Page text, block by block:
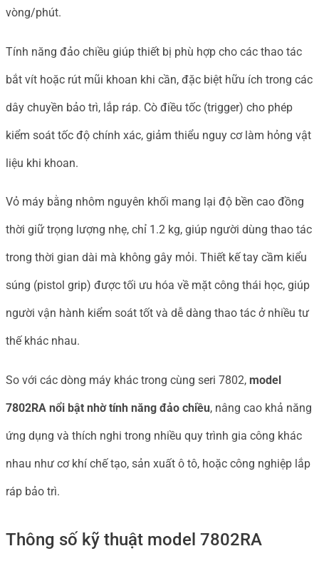
vòng/phút.
Tính năng đảo chiều giúp thiết bị phù hợp cho các thao tác
bắt vít hoặc rút mũi khoan khi cần, đặc biệt hữu ích trong các
dây chuyền bảo trì, lắp ráp. Cò điều tốc (trigger) cho phép
kiểm soát tốc độ chính xác, giảm thiểu nguy cơ làm hỏng vật
liệu khi khoan.
Vỏ máy bằng nhôm nguyên khối mang lại độ bền cao đồng
thời giữ trọng lượng nhẹ, chỉ 1.2 kg, giúp người dùng thao tác
trong thời gian dài mà không gây mỏi. Thiết kế tay cầm kiểu
súng (pistol grip) được tối ưu hóa về mặt công thái học, giúp
người vận hành kiểm soát tốt và dễ dàng thao tác ở nhiều tư
thế khác nhau.
So với các dòng máy khác trong cùng seri 7802, model
7802RA nổi bật nhờ tính năng đảo chiều, nâng cao khả năng
ứng dụng và thích nghi trong nhiều quy trình gia công khác
nhau như cơ khí chế tạo, sản xuất ô tô, hoặc công nghiệp lắp
ráp bảo trì.
Thông số kỹ thuật model 7802RA